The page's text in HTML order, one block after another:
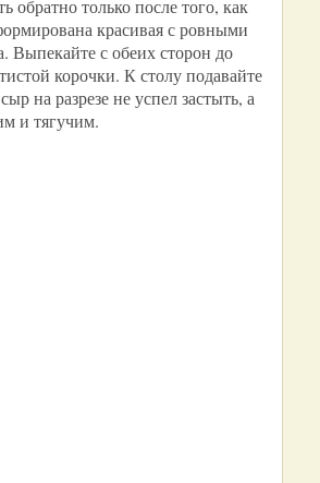
обратно только после того, как
красивая с ровными
Выпекайте с обеих сторон до
корочки. К столу подавайте
на разрезе не успел застыть, а
и тягучим.